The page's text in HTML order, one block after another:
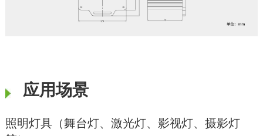
应用场景
照明灯具（舞台灯、激光灯、影视灯、摄影灯